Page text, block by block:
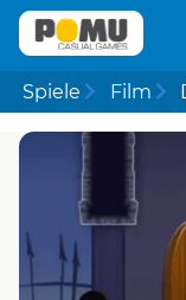
Spiele Film